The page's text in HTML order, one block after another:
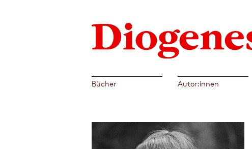
Bücher Autor:innen